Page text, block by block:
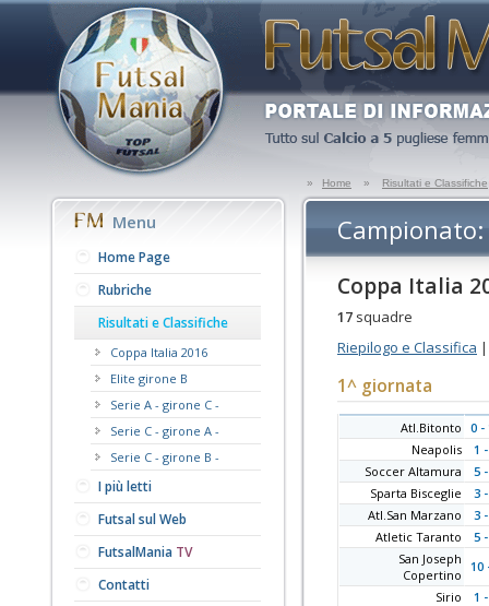
» Home » Risultati e Classifiche
Menu
Home Page
Rubriche
Risultati e Classifiche
Coppa Italia 2016
Elite girone B
Serie A - girone C -
Serie C - girone A -
Serie C - girone B -
I più letti
Futsal sul Web
FutsalMania TV
Contatti
Coppa Italia
17 squadre
Riepilogo e Classifica
1^ giornata
Atl.Bitonto 0 -
Neapolis
1
Soccer Altamura
5
Sparta Bisceglie
3
Atl.San Marzano
3
Atletic Taranto
5
San Joseph
Copertino
10
Sirio
1